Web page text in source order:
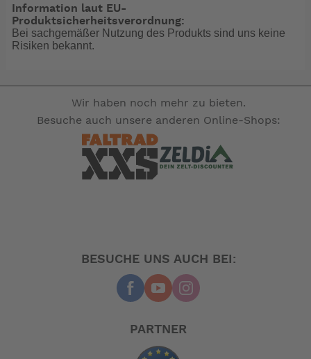
Bitte wählen Sie Ihre Farbe:
Für Griffigkeit und Kontrolle in allen Situationen
Baumwolle verschmolzen, um ein natürliches Aussehen
und Gefühl zu erzielen. Geeignet für den Stadt-, MTB-
und Toureneinsatz und für bestimmte Fahrleistungen
-- Auf Produktfotos angezeigte Dekorationsartikel
Information laut EU-
Produktsicherheitsverordnung:
Bei sachgemäßer Nutzung des Produkts sind uns keine
Risiken bekannt.
Wir haben noch mehr zu bieten.
Besuche auch unsere anderen Online-Shops:
BESUCHE UNS AUCH BEI:
PARTNER